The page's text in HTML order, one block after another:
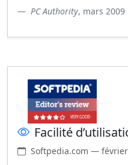
PC Authority, mars 2009
Facilité
Softpedia.com —